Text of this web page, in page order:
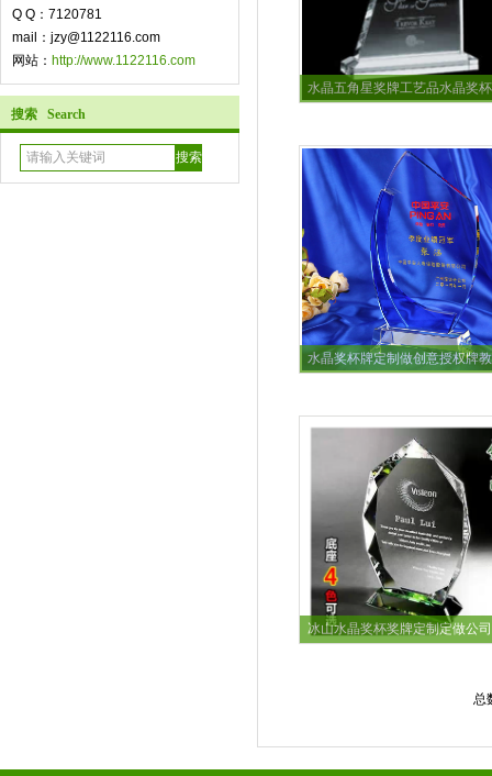
Q Q：7120781
mail：jzy@1122116.com
网站： http://www.1122116.com
搜索 Search
水晶五角星奖牌工艺品水晶奖
水晶奖杯牌定制做创意授权牌
冰山水晶奖杯奖牌定制定做公
总